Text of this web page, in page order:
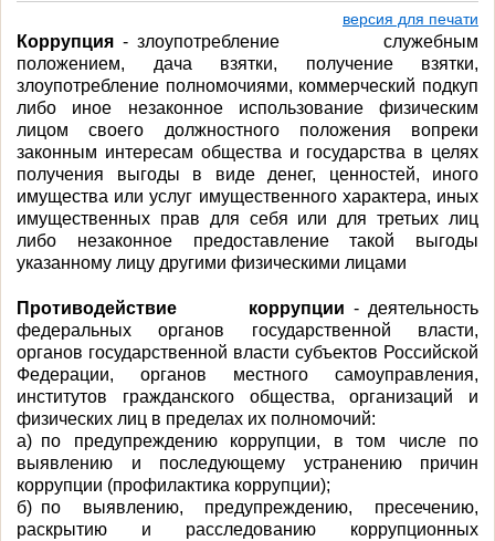
версия для печати
Коррупция - злоупотребление служебным
положением, дача взятки, получение взятки,
злоупотребление полномочиями, коммерческий подкуп
либо иное незаконное использование физическим
лицом своего должностного положения вопреки
законным интересам общества и государства в целях
получения выгоды в виде денег, ценностей, иного
имущества или услуг имущественного характера, иных
имущественных прав для себя или для третьих лиц
либо незаконное предоставление такой выгоды
указанному лицу другими физическими лицами
Противодействие коррупции - деятельность
федеральных органов государственной власти,
органов государственной власти субъектов Российской
Федерации, органов местного самоуправления,
институтов гражданского общества, организаций и
физических лиц в пределах их полномочий:
а) по предупреждению коррупции, в том числе по
выявлению и последующему устранению причин
коррупции (профилактика коррупции);
б) по выявлению, предупреждению, пресечению,
раскрытию и расследованию коррупционных